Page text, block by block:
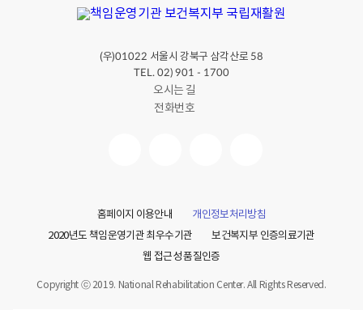
(우)01022 서울시 강북구 삼각산로 58
TEL. 02) 901 - 1700
오시는 길
전화번호
홈페이지 이용안내
개인정보처리방침
2020년도 책임운영기관 최우수기관
보건복지부 인증의료기관
웹 접근성 품질인증
Copyright ⓒ 2019. National Rehabilitation Center. All Rights Reserved.